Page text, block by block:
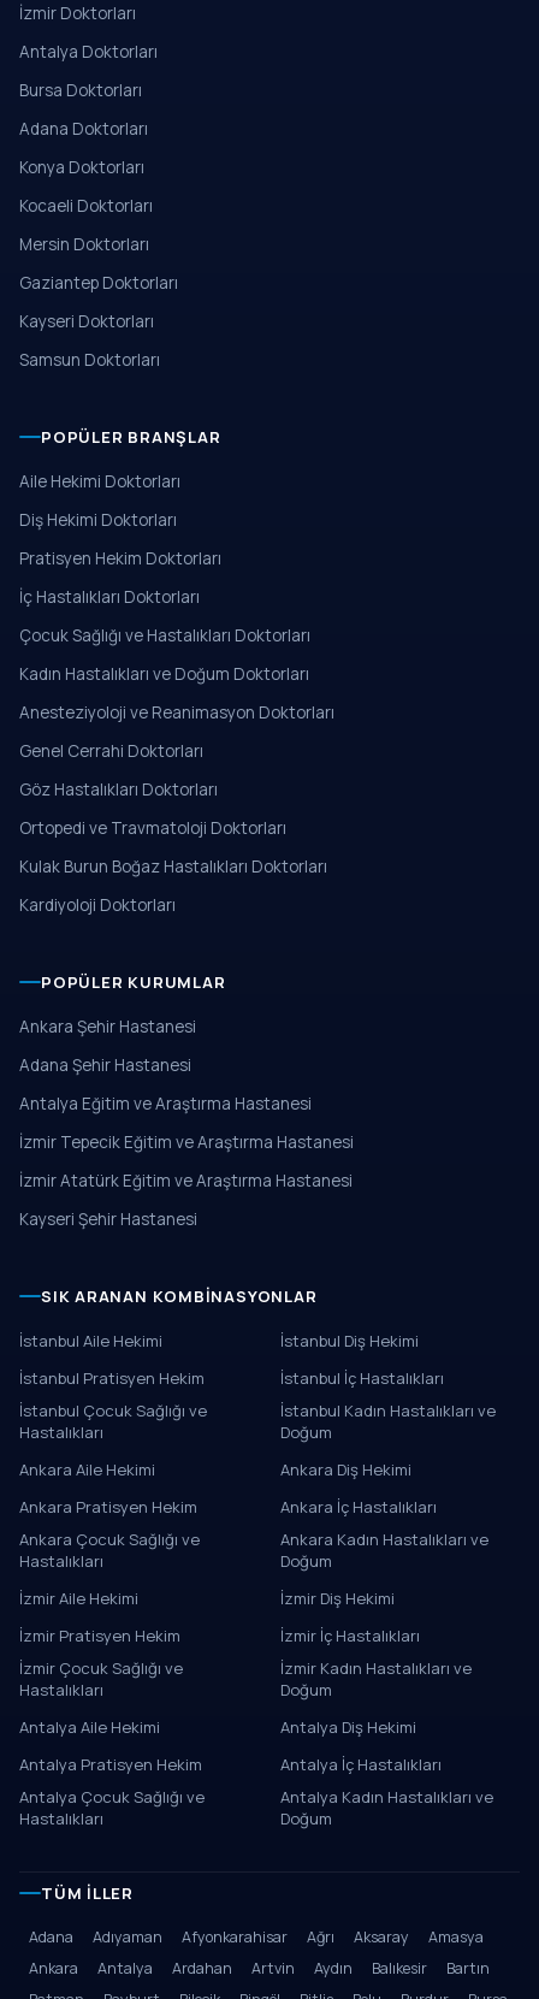
İzmir Doktorları
Antalya Doktorları
Bursa Doktorları
Adana Doktorları
Konya Doktorları
Kocaeli Doktorları
Mersin Doktorları
Gaziantep Doktorları
Kayseri Doktorları
Samsun Doktorları
POPÜLER BRANŞLAR
Aile Hekimi Doktorları
Diş Hekimi Doktorları
Pratisyen Hekim Doktorları
İç Hastalıkları Doktorları
Çocuk Sağlığı ve Hastalıkları Doktorları
Kadın Hastalıkları ve Doğum Doktorları
Anesteziyoloji ve Reanimasyon Doktorları
Genel Cerrahi Doktorları
Göz Hastalıkları Doktorları
Ortopedi ve Travmatoloji Doktorları
Kulak Burun Boğaz Hastalıkları Doktorları
Kardiyoloji Doktorları
POPÜLER KURUMLAR
Ankara Şehir Hastanesi
Adana Şehir Hastanesi
Antalya Eğitim ve Araştırma Hastanesi
İzmir Tepecik Eğitim ve Araştırma Hastanesi
İzmir Atatürk Eğitim ve Araştırma Hastanesi
Kayseri Şehir Hastanesi
SIK ARANAN KOMBINASYONLAR
İstanbul Aile Hekimi
İstanbul Diş Hekimi
İstanbul Pratisyen Hekim
İstanbul İç Hastalıkları
İstanbul Çocuk Sağlığı ve
Hastalıkları
İstanbul Kadın Hastalıkları ve
Doğum
Ankara Aile Hekimi
Ankara Diş Hekimi
Ankara Pratisyen Hekim
Ankara İç Hastalıkları
Ankara Çocuk Sağlığı ve
Hastalıkları
Ankara Kadın Hastalıkları ve
Doğum
İzmir Aile Hekimi
İzmir Diş Hekimi
İzmir Pratisyen Hekim
İzmir İç Hastalıkları
İzmir Çocuk Sağlığı ve
Hastalıkları
İzmir Kadın Hastalıkları ve
Doğum
Antalya Aile Hekimi
Antalya Diş Hekimi
Antalya Pratisyen Hekim
Antalya İç Hastalıkları
Antalya Çocuk Sağlığı ve
Hastalıkları
Antalya Kadın Hastalıkları ve
Doğum
TÜM İLLER
Adana Adıyaman Afyonkarahisar Ağrı Aksaray
Amasya
Ankara
Antalya Ardahan Artvin Aydın Balıkesir
Bartın